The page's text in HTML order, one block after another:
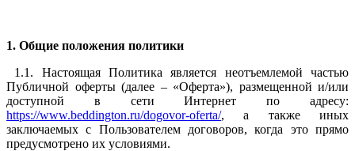
1. Общие положения политики
1.1. Настоящая Политика является неотъемлемой частью
Публичной оферты (далее – «Оферта»), размещенной и/или
доступной в сети Интернет по адресу:
https://www.beddington.ru/dogovor-oferta/, а также иных
заключаемых с Пользователем договоров, когда это прямо
предусмотрено их условиями.